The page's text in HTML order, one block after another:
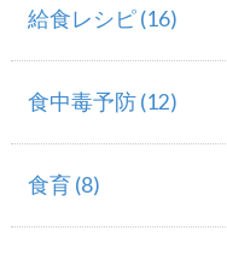
給食レシピ(16)
食中毒予防(12)
食育(8)